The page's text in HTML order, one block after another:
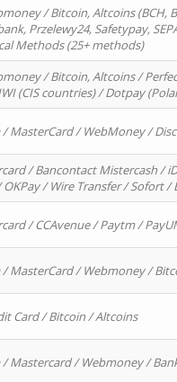
/ Bitcoin, Altcoins (BCH,
Przelewy24, Safetypay,
Methods (25+ methods)
/ Bitcoin, Altcoins /
(CIS countries) / Dotpay
/ MasterCard / WebMoney /
/ Bancontact Mistercash /
OKPay / Wire Transfer / Sofort
/ CCAvenue / Paytm /
/ MasterCard / Webmoney /
Card / Bitcoin / Altcoins
/ Mastercard / Webmoney /